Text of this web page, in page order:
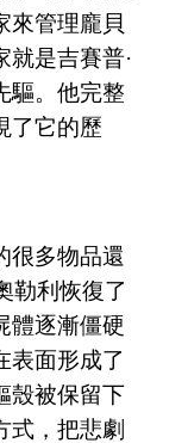
來管理龐貝
就是吉賽普·
驅。他完整
了它的歷
很多物品還
勒利恢復了
體逐漸僵硬
表面形成了
殼被保留下
式，把悲劇